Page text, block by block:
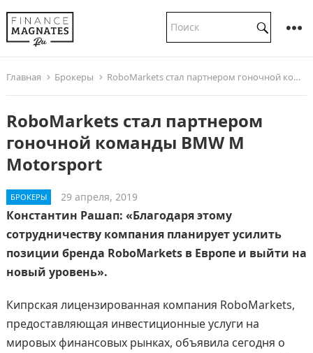
Главная Брокеры RoboMarkets стал партнером гоночной команды BMW M Motorsport
RoboMarkets стал партнером
гоночной команды BMW M
Motorsport
БРОКЕРЫ 29 апреля, 2019
Константин Рашап: «Благодаря этому
сотрудничеству компания планирует усилить
позиции бренда RoboMarkets в Европе и выйти на
новый уровень».
Кипрская лицензированная компания RoboMarkets,
предоставляющая инвестиционные услуги на
мировых финансовых рынках, объявила сегодня о